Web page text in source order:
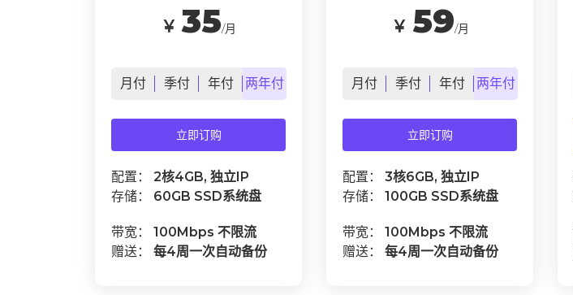
￥35/月
月 付 季付 年付 两年付
立即订购
配置： 2核4GB, 独立IP
存储： 60GB SSD系统盘
带宽： 100Mbps 不限流
赠送： 每4周一次自动备份
￥ 59/月
月 付 季付 年付 两年付
立即订购
配置： 3核6GB, 独立IP
存储： 100GB SSD系统盘
带宽： 100Mbps 不限流
赠送： 每4周一次自动备份